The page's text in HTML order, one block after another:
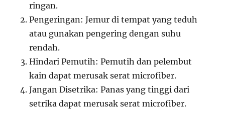
ringan.
Pengeringan: Jemur di tempat yang teduh
atau gunakan pengering dengan suhu
rendah.
Hindari Pemutih: Pemutih dan pelembut
kain dapat merusak serat microfiber.
Jangan Disetrika: Panas yang tinggi dari
setrika dapat merusak serat microfiber.